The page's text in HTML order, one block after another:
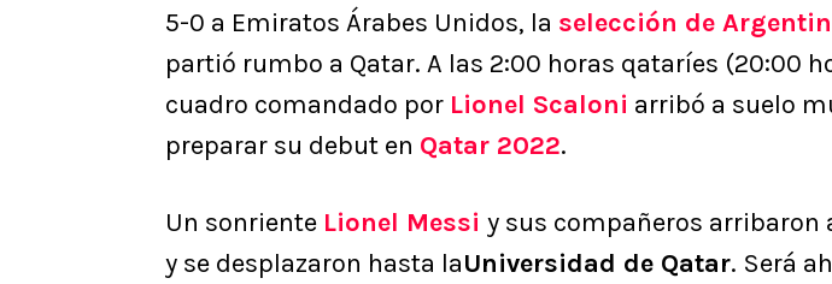
5-0 a Emiratos Árabes Unidos, la selección de
partió rumbo a Qatar. A las 2:00 horas qataríes (20:00
cuadro comandado por Lionel Scaloni arribó a suelo
preparar su debut en Qatar 2022.
Un sonriente Lionel Messi y sus compañeros arribaron
y se desplazaron hasta laUniversidad de Qatar. Será